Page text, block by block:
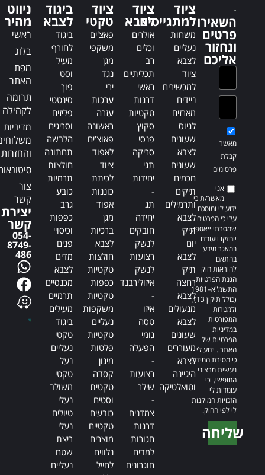
t
i
v
t
השאירו
פרטים
ונחזור
אליכם
מאשר
קבלת
פרסומים
אני
מאשר/ת כי
ידוע לי ומוסכם
עלי כי הפרטים
שמסרתי ייאספו,
יוחזקו ויעובדו
במאגר מידע
בהתאם
להוראות חוק
הגנת הפרטיות,
התשמ"א–1981
(כולל תיקון 13),
ולמטרות
המפורטות
במדיניות
הפרטיות של
האתר. ידוע לי
כי מסירת המידע
נעשית מרצוני
החופשי, וכי
עומדות לי
הזכויות המוקנות
לי לפי החוק.
שליחה
ציוד
למתגייסים
משחות
נעליים
לצבא
ציוד
למכשירים
ניידים
מארזים
לגיוס
שעונים
לצבא
שעונים
חכמים
תיקים
ותרמילים
לצבא
תיקי
יום
לצבא
תיקי
רחצה
לצבא
מנעולים
לצבא
שעונים
מעוררים
לצבא
היגיינה
וטואלטיקה
ציוד
לצבא
אולרים
וכלים
רב
תכליתיים
ראשי
דרגות
טקטיות
סקוץ
פנסי
סריקה
תגי
יחידות
-
תג
יחידה
חובקים
לנשק
רצועות
לנשק
איזולירבנד
-
איזו
טסה
גומי
הפעלה
-
רצועות
שילר
-
צמדנים
דרגות
חגורות
למדים
חוגרונים
ציוד
טקטי
פאצ'ים
משקפי
מגן
נגד
ירי
ערכות
עזרה
ראשונה
פאוצ'ים
לאפוד
ציוד
לכיתת
כוננות
אפוד
מגן
ברכיות
לצבא
חולצות
טקטיות
כפפות
טקטיות
משקפות
נעליים
טקטיות
פלטות
מיגון
קסדה
טקטית
וסטים
כובעים
טקטיים
מוצרים
נלווים
לחייל
ביגוד
לצבא
ביגוד
לחורף
מעיל
וסט
פוך
סינטטי
פליזים
וסריגים
הלבשה
תחתונה
חולצות
תרמיות
כובע
גרב
כפפות
וכיסויי
פנים
מדים
לצבא
מכנסיים
תרמיים
מעילים
ביגוד
טקטי
נעליים
נעל
טקטי
משולב
נעלי
טיולים
נעלי
ריצת
שטח
נעליים
ניווט
מהיר
ראשי
בלוג
מפת
האתר
תרומה
לקהילה
מדיניות
והחזרות
צור
קשר
יצירת
קשר
054-
8749-
486